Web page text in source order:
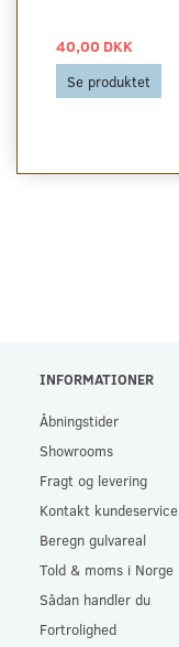
40,00 DKK
Se produktet
INFORMATIONER
Åbningstider
Showrooms
Fragt og levering
Kontakt kundeservice
Beregn gulvareal
Told & moms i Norge
Sådan handler du
Fortrolighed